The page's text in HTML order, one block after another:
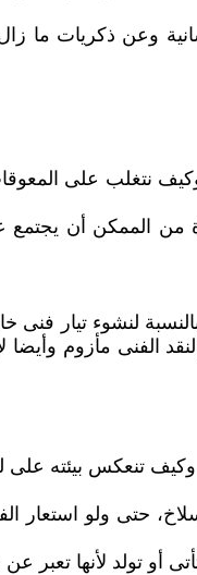
وعن ذكريات ما
نتغلب على
الممكن أن يجتمع
لنشوء تيار فنى
الفنى مأزوم
تنعكس بيئته على
حتى ولو استعار
أو تولد لأنها تعبر